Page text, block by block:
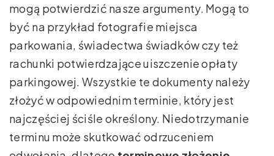
mogą potwierdzić nasze argumenty. Mogą to
być na przykład fotografie miejsca
parkowania, świadectwa świadków czy też
rachunki potwierdzające uiszczenie opłaty
parkingowej. Wszystkie te dokumenty należy
złożyć w odpowiednim terminie, który jest
najczęściej ściśle określony. Niedotrzymanie
terminu może skutkować odrzuceniem